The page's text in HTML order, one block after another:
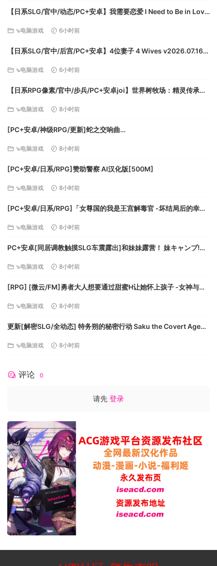
* 有趣的创新玩法
用地形是制胜关键。结合回合制和Rogue玩法，形成了独特的
同步回合RogueLike RPG。
陪伴你冒险的有生命的皇冠，也许很危险但真的很强大。数十
深度开发。什么？难道皇冠才不是本体？！
还有更多：
2、同步回合，每次行动都充满变化，每次冒险都充满挑战；
3、在风格迥异的多个地牢中生存与探索，尝试活到最后吧；
4、尝试搭建属于自己的战斗风格，突破界限吧！在冒险中可以
找寻到40+主动技能，60+武器的被动效果，30+各类效果的道
5、100+只外观独特的地下生物，9种武器类型，120+把不同外
型的武器；
7、60种以上的奇特事件；
9、找寻秘密，探索隐藏在冒险背后的故事与真相；
【日系SLG/官中/动态/PC+安卓】我需要恋爱 I Need to Be in Love
⇘电脑游戏 6小时前
【日系SLG/官中/后宫/PC+安卓】4位妻子 4 Wives v2026.07.16
⇘电脑游戏 6小时前
【日系RPG像素/官中/步兵/PC+安卓joi】世界树牧场：精灵传承
ムと世界樹の牧場～ 官方中文步兵版【1.26G】
⇘电脑游戏 8小时前
[PC+安卓/神级RPG/更新]蛇之交响曲
⇘电脑游戏 8小时前
[PC+安卓/日系/RPG]赞助警察 AI汉化版[500M]
⇘电脑游戏 8小时前
[PC+安卓/日系/RPG]「女尊国的我是王宫解毒官 -坏结局后的幸福
⇘电脑游戏 8小时前
PC+安卓[同居调教触摸SLG车震露出]和妹妹露营！ 妹キャンプ!
⇘电脑游戏 8小时前
[RPG] [微云/FM]勇者大人想要通过甜蜜H让她怀上孩子 -女神与淫
⇘电脑游戏 8小时前
更新[解密SLG/全动态] 特务朔的秘密行动 Saku the Covert Agent
⇘电脑游戏 8小时前
评论 0
请先 登录